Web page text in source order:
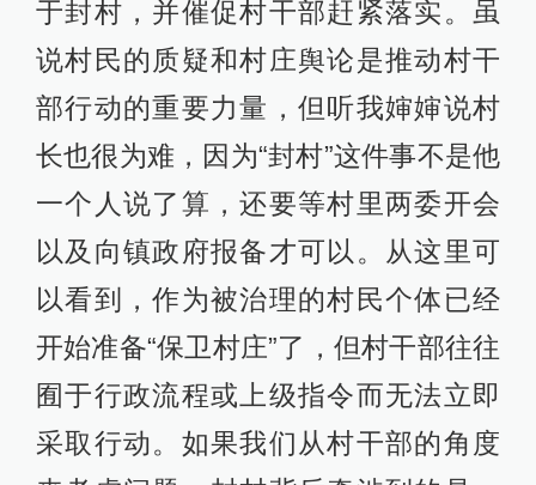
于封村，并催促村干部赶紧落实。虽
说村民的质疑和村庄舆论是推动村干
部行动的重要力量，但听我婶婶说村
长也很为难，因为“封村”这件事不是他
一个人说了算，还要等村里两委开会
以及向镇政府报备才可以。从这里可
以看到，作为被治理的村民个体已经
开始准备“保卫村庄”了，但村干部往往
囿于行政流程或上级指令而无法立即
采取行动。如果我们从村干部的角度